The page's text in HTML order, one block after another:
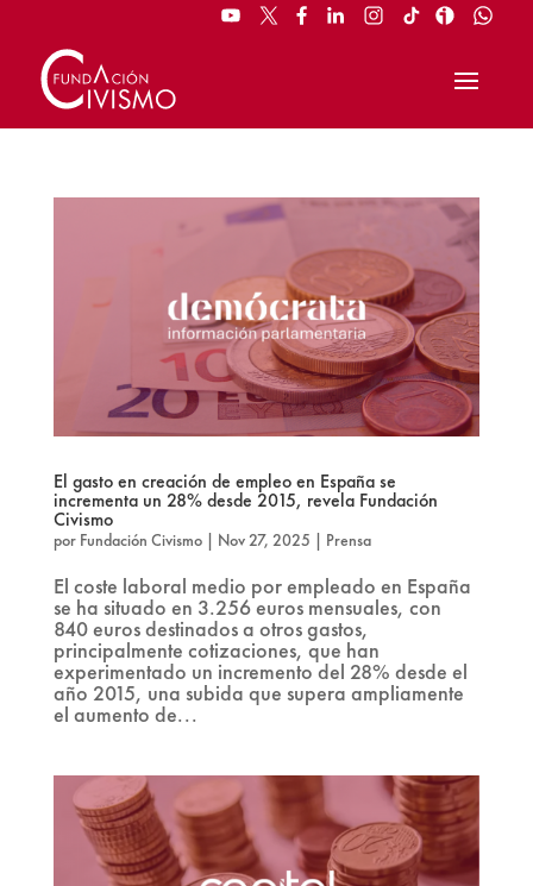
El gasto en creación de empleo en España se
incrementa un 28% desde 2015, revela Fundación
Civismo
por Fundación Civismo| Nov 27, 2025 Prensa
El coste laboral medio por empleado en España
se ha situado en 3.256 euros mensuales, con
840 euros destinados a otros gastos,
principalmente cotizaciones, que han
experimentado un incremento del 28% desde el
año 2015, una subida que supera ampliamente
el aumento de...